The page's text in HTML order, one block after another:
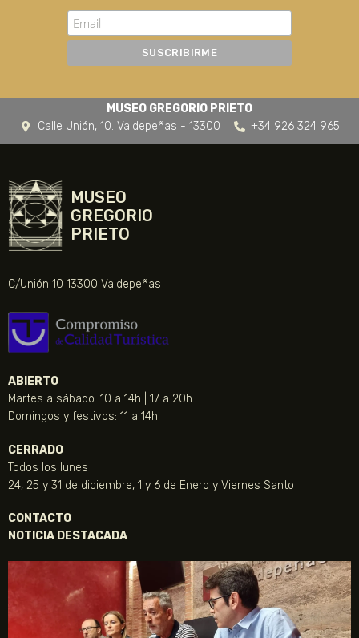
MUSEO GREGORIO PRIETO
Calle Unión, 10. Valdepeñas - 13300
+34 926 324 965
MUSEO
GREGORIO
PRIETO
C/Unión 10 13300 Valdepeñas
ABIERTO
Martes a sábado: 10 a 14h | 17 a 20h
Domingos y festivos: 11 a 14h
CERRADO
Todos los lunes
24, 25 y 31 de diciembre, 1 y 6 de Enero y Viernes Santo
CONTACTO
NOTICIA DESTACADA